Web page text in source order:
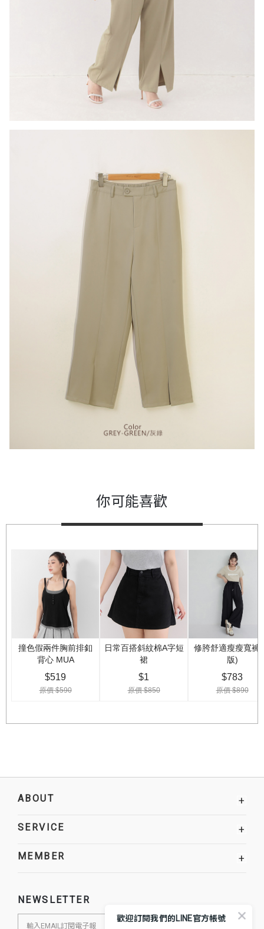
你可能喜歡
ABOUT +
SERVICE +
MEMBER +
NEWSLETTER
歡迎訂閱我們的LINE官方帳號